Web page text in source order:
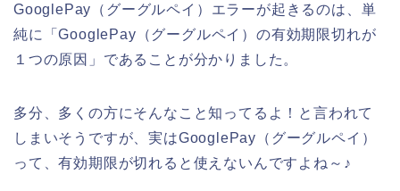
GooglePay（グーグルペイ）エラーが起きるのは、単
純に「GooglePay（グーグルペイ）の有効期限切れが
１つの原因」であることが分かりました。
多分、多くの方にそんなこと知ってるよ！と言われて
しまいそうですが、実はGooglePay（グーグルペイ）
って、有効期限が切れると使えないんですよね～♪